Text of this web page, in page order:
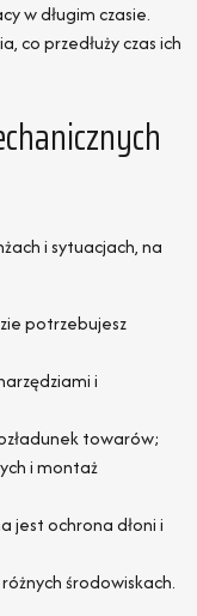
w długim czasie.
co przedłuży czas ich
i sytuacjach, na
potrzebujesz
i
towarów;
i montaż
jest ochrona dłoni i
środowiskach.